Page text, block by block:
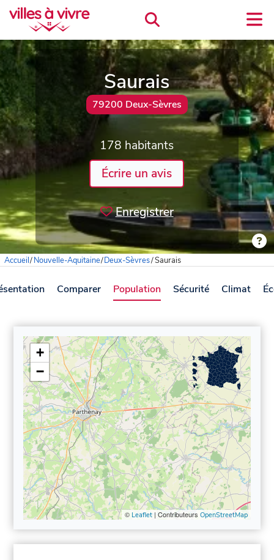
Saurais
79200 Deux-Sèvres
178 habitants
Écrire un avis
Enregistrer
Accueil/Nouvelle-Aquitaine/Deux-Sèvres/Saurais
Comparer Population Sécurité Climat
+
−
© Leaflet| Contributeurs OpenStreetMap